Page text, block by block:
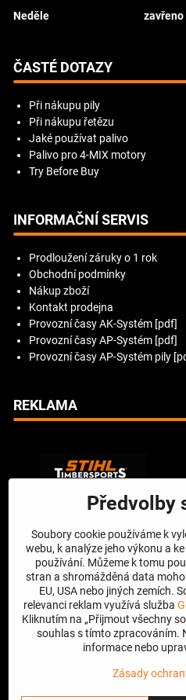
Neděle
zavřeno
ČASTÉ DOTAZY
Při nákupu pily
Při nákupu řetězu
Jaké používat palivo
Palivo pro 4-MIX motory
Try Before Buy
INFORMAČNÍ SERVIS
Prodloužení záruky o 1 rok
Obchodní podmínky
Nákup zboží
Kontakt prodejna
Provozní časy AK-Systém [pdf]
Provozní časy AP-Systém [pdf]
Provozní časy AP-Systém pily
REKLAMA
Předvolby
Soubory cookie používáme k
webu, k analýze jeho výkonu a
používání. Můžeme k tomu
stran a shromážděná data
EU, USA nebo jiných zemích.
relevanci reklam využívá služba
Kliknutím na „Přijmout všechny
souhlas s tímto zpracováním.
informace nebo
Zásady